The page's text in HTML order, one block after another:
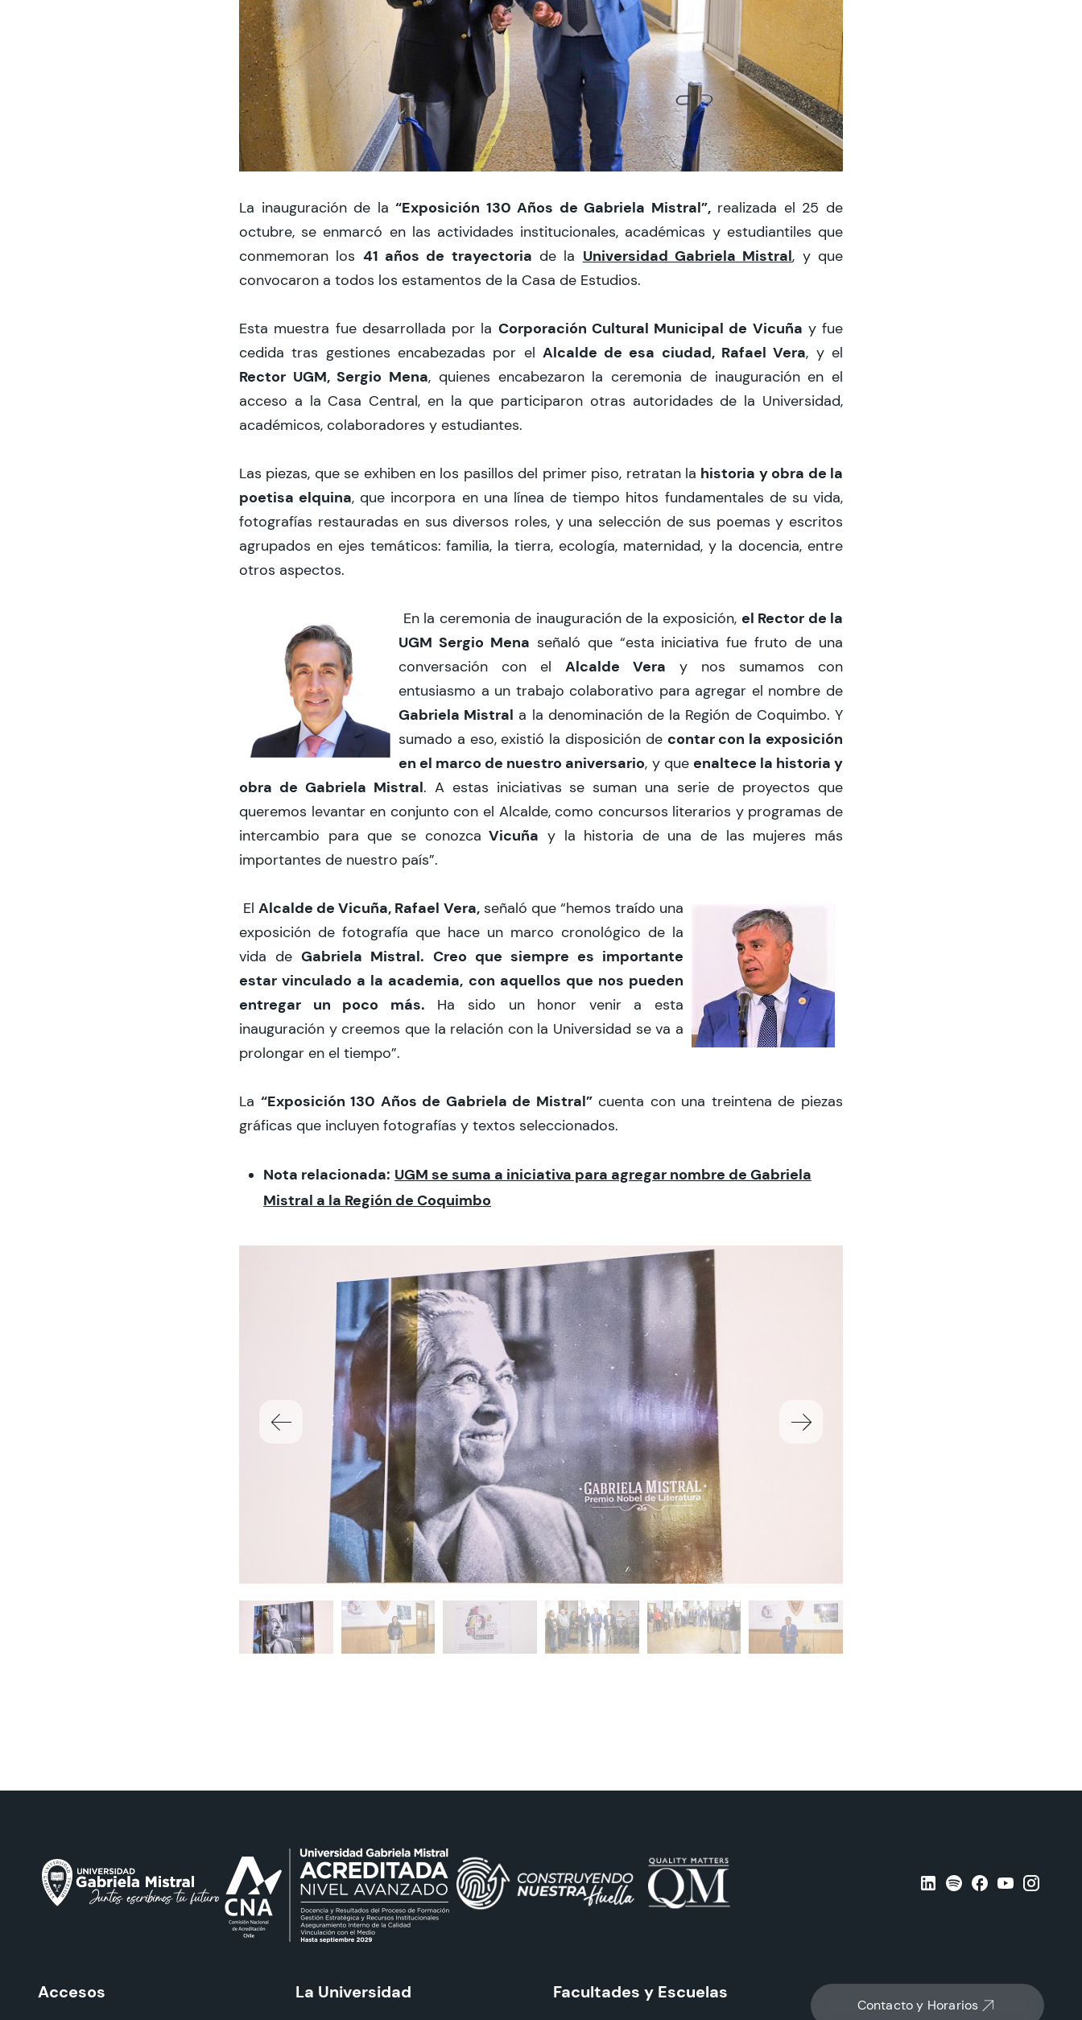
La inauguración de la“Exposición 130 Años de Gabriela Mistral”,realizada el 25 de
octubre, se enmarcó en las actividades institucionales, académicas y estudiantiles que
conmemoran los 41 años de trayectoria de la Universidad Gabriela Mistral, y que
convocaron a todos los estamentos de la Casa de Estudios.
Esta muestra fue desarrollada por la Corporación Cultural Municipal de Vicuña y fue
cedida tras gestiones encabezadas por el Alcalde de esa ciudad, Rafael Vera, y el
Rector UGM, Sergio Mena, quienes encabezaron la ceremonia de inauguración en el
acceso a la Casa Central, en la que participaron otras autoridades de la Universidad,
académicos, colaboradores y estudiantes.
Las piezas, que se exhiben en los pasillos del primer piso, retratan la historia y obra de la
poetisa elquina, que incorpora en una línea de tiempo hitos fundamentales de su vida,
fotografías restauradas en sus diversos roles, y una selección de sus poemas y escritos
agrupados en ejes temáticos: familia, la tierra, ecología, maternidad, y la docencia, entre
otros aspectos.
En la ceremonia de inauguración de la exposición, el Rector de la
UGM Sergio Mena señaló que “esta iniciativa fue fruto de una
conversación con el Alcalde Vera y nos sumamos con
entusiasmo a un trabajo colaborativo para agregar el nombre de
Gabriela Mistral a la denominación de la Región de Coquimbo. Y
sumado a eso, existió la disposición de contar con la exposición
en el marco de nuestro aniversario, y que enaltece la historia y
obra de Gabriela Mistral. A estas iniciativas se suman una serie de proyectos que
queremos levantar en conjunto con el Alcalde, como concursos literarios y programas de
intercambio para que se conozca Vicuña y la historia de una de las mujeres más
importantes de nuestro país”.
ElAlcalde de Vicuña, Rafael Vera,señaló que “hemos traído una
exposición de fotografía que hace un marco cronológico de la
vida de Gabriela Mistral. Creo que siempre es importante
estar vinculado a la academia, con aquellos que nos pueden
entregar un poco más. Ha sido un honor venir a esta
inauguración y creemos que la relación con la Universidad se va a
prolongar en el tiempo”.
La “Exposición 130 Años de Gabriela de Mistral”cuenta con una treintena de piezas
gráficas que incluyen fotografías y textos seleccionados.
Nota relacionada: UGM se suma a iniciativa para agregar nombre de Gabriela
Mistral a la Región de Coquimbo
Accesos La Universidad Facultades y Escuelas
Contacto y Horarios